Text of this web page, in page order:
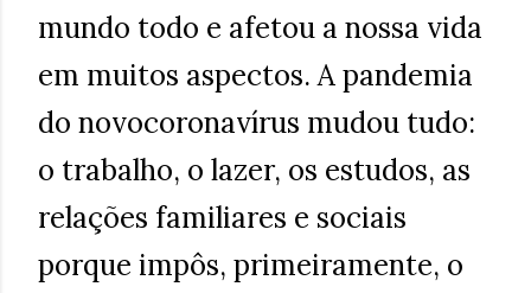
mundo todo e afetou a nossa vida
em muitos aspectos. A pandemia
do novocoronavírus mudou tudo:
o trabalho, o lazer, os estudos, as
relações familiares e sociais
porque impôs, primeiramente, o